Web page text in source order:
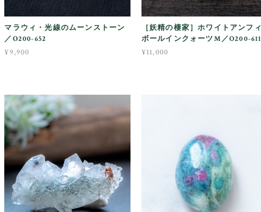
マラウィ・光線のムーンストーン
／O200-652
¥9,900
［妖精の棲家］ホワイトアンフィ
ボールインクォーツM／O200-611
¥11,000